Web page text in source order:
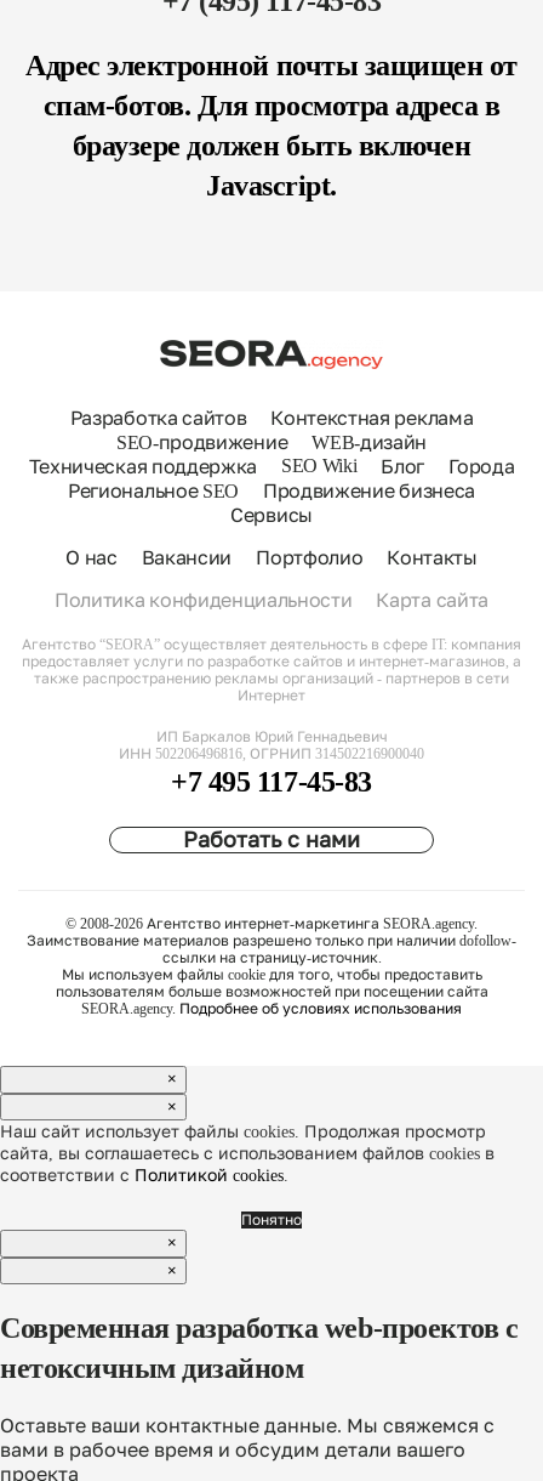
Адрес электронной почты защищен от
спам-ботов. Для просмотра адреса в
браузере должен быть включен
Javascript.
Разработка сайтов
Контекстная реклама
SEO-продвижение
WEB-дизайн
Техническая поддержка
SEO Wiki Блог
Города
Региональное SEO
Продвижение бизнеса
Сервисы
О нас Вакансии Портфолио Контакты
Политика конфиденциальности Карта сайта
Агентство “SEORA” осуществляет деятельность в сфере IT: компания
предоставляет услуги по разработке сайтов и интернет-магазинов, а
также распространению рекламы организаций - партнеров в сети
Интернет
ИП Баркалов Юрий Геннадьевич
ИНН 502206496816, ОГРНИП 314502216900040
+7 495 117-45-83
Работать с нами
© 2008-2026 Агентство интернет-маркетинга SEORA.agency.
Заимствование материалов разрешено только при наличии dofollow-
ссылки на страницу-источник.
Мы используем файлы cookie для того, чтобы предоставить
пользователям больше возможностей при посещении сайта
SEORA.agency. Подробнее об условиях использования
×
×
Наш сайт использует файлы cookies. Продолжая просмотр
сайта, вы соглашаетесь с использованием файлов cookies в
соответствии с Политикой cookies.
Понятно
×
×
Современная разработка web-проектов с
нетоксичным дизайном
Оставьте ваши контактные данные. Мы свяжемся с
вами в рабочее время и обсудим детали вашего
проекта